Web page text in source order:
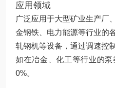
应用领域
广泛应用于大型矿业生产厂
金钢铁、电力能源等行业的
轧钢机等设备，通过调速控
如在冶金、化工等行业的
0%。